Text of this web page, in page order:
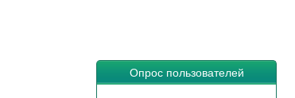
Опрос пользователей